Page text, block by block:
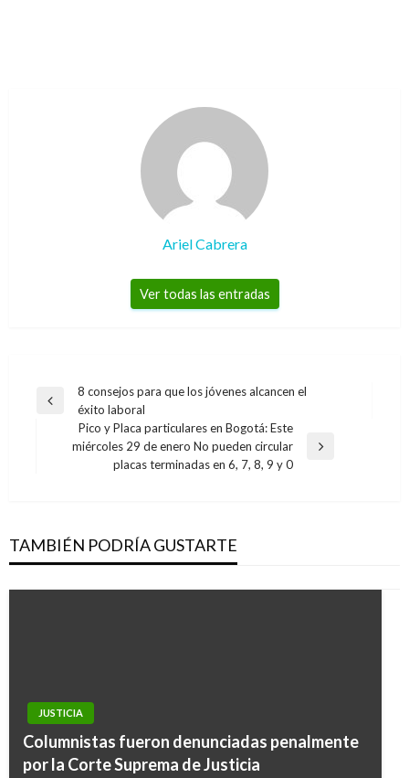
Ariel Cabrera
Ver todas las entradas
Navegación
entradas
Entrada
8 consejos para que los jóvenes alcancen el
éxito laboral
Entrada
Pico y Placa particulares en Bogotá: Este
miércoles 29 de enero No pueden circular
placas terminadas en 6, 7, 8, 9 y 0
TAMBIÉN PODRÍA GUSTARTE
JUSTICIA
Columnistas fueron denunciadas penalmente
por la Corte Suprema de Justicia